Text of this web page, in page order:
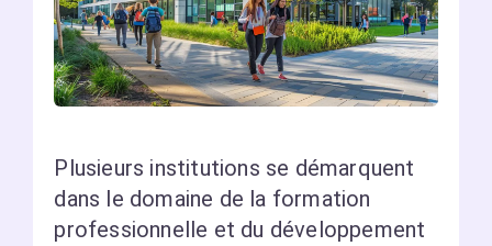
Plusieurs institutions se démarquent
dans le domaine de la formation
professionnelle et du développement